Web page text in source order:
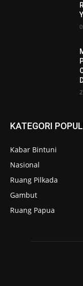
KATEGORI
Kabar Bintuni
Nasional
Ruang Pilkada
Gambut
Ruang Papua